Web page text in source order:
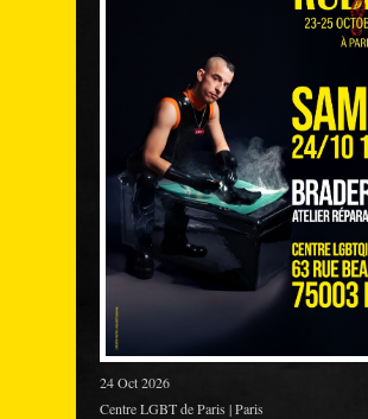
24 Oct 2026
Centre LGBT de Paris | Paris